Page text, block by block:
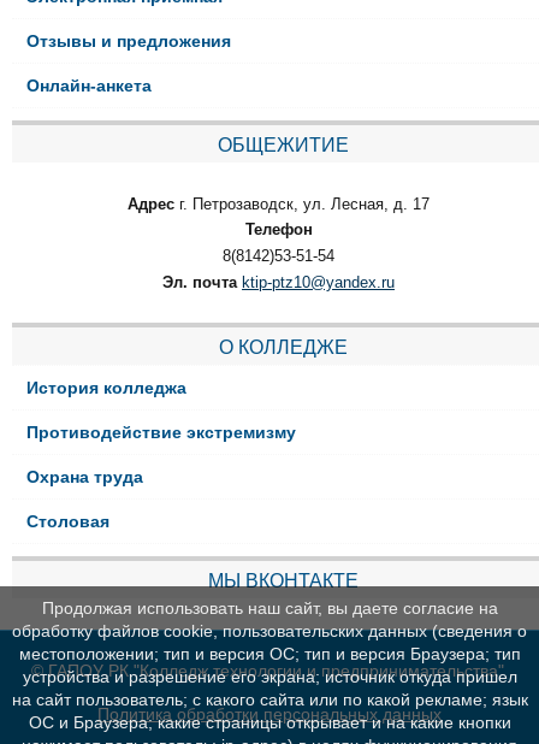
Отзывы и предложения
Онлайн-анкета
ОБЩЕЖИТИЕ
Адрес г. Петрозаводск, ул. Лесная, д. 17
Телефон
8(8142)53-51-54
Эл. почта ktip-ptz10@yandex.ru
О КОЛЛЕДЖЕ
История колледжа
Противодействие экстремизму
Охрана труда
Столовая
МЫ ВКОНТАКТЕ
© ГАПОУ РК "Колледж технологии и предпринимательства"
Политика обработки персональных данных
Продолжая использовать наш сайт, вы даете согласие на
обработку файлов cookie, пользовательских данных (сведения о
местоположении; тип и версия ОС; тип и версия Браузера; тип
устройства и разрешение его экрана; источник откуда пришел
на сайт пользователь; с какого сайта или по какой рекламе; язык
ОС и Браузера; какие страницы открывает и на какие кнопки